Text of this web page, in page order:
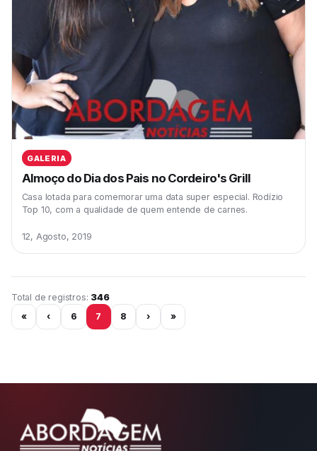
GALERIA
Almoço do Dia dos Pais no Cordeiro's Grill
Casa lotada para comemorar uma data super especial. Rodízio
Top 10, com a qualidade de quem entende de carnes.
12, Agosto, 2019
Total de registros: 346
Página 7 de 29
« ‹ 6 7 8 › »